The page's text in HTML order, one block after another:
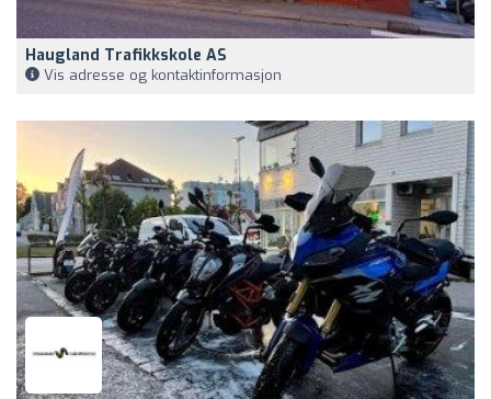
Haugland Trafikkskole AS
Vis adresse og kontaktinformasjon